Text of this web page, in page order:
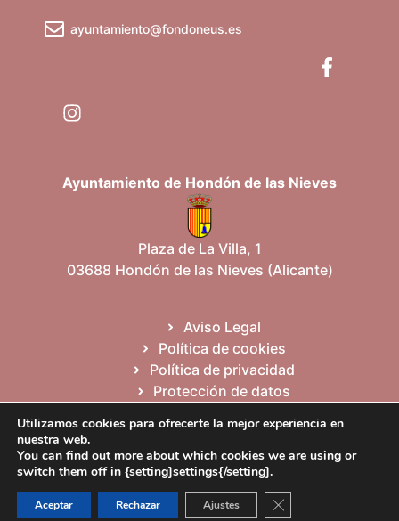
ayuntamiento@fondoneus.es
Ayuntamiento de Hondón de las Nieves
Plaza de La Villa, 1
03688 Hondón de las Nieves (Alicante)
Aviso Legal
Política de cookies
Política de privacidad
Protección de datos
Utilizamos cookies para ofrecerte la mejor experiencia en
nuestra web.
You can find out more about which cookies we are using or
switch them off in {setting]settings{/setting].
Aceptar Rechazar Ajustes Cerrar el banner de
Español Valencià